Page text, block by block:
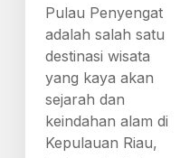
Pulau Penyengat
adalah salah satu
destinasi wisata
yang kaya akan
sejarah dan
keindahan alam di
Kepulauan Riau,